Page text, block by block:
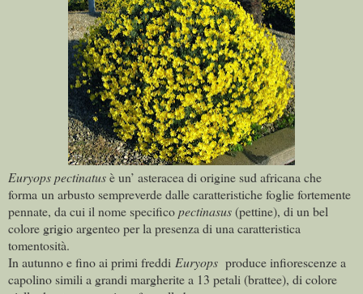
Euryops pectinatusè un’ asteracea di origine sud africana che
forma un arbusto sempreverde dalle caratteristiche foglie fortemente
pennate, da cui il nome specificopectinasus(pettine), di un bel
colore grigio argenteo per la presenza di una caratteristica
tomentosità.
In autunno e fino ai primi freddi Euryops produce infiorescenze a
capolino simili a grandi margherite a 13 petali (brattee), di colore